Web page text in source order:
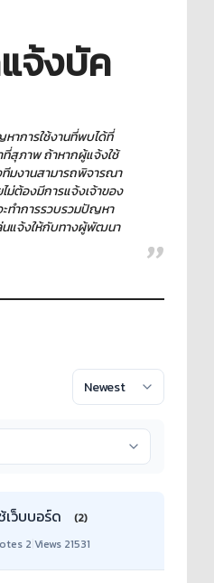
จ้งบัค
าการใช้งานที่พบได้ที่
สุภาพ ถ้าหากผู้แจ้งใช้
มงานสามารถพิจารณา
ม่ต้องมีการแจ้งเจ้าของ
ทำการรวบรวมปัญหา
นแจ้งให้กับทางผู้พัฒนา
เว็บบอร์ด
(2)
2 Views 21531